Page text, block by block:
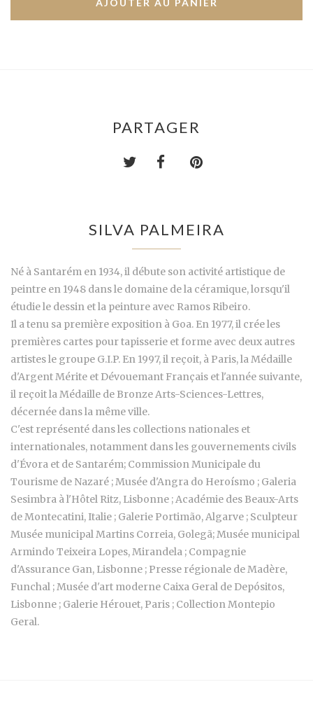
PARTAGER
SILVA PALMEIRA
Né à Santarém en 1934, il débute son activité artistique de
peintre en 1948 dans le domaine de la céramique, lorsqu'il
étudie le dessin et la peinture avec Ramos Ribeiro.
Il a tenu sa première exposition à Goa. En 1977, il crée les
premières cartes pour tapisserie et forme avec deux autres
artistes le groupe G.I.P. En 1997, il reçoit, à Paris, la Médaille
d'Argent Mérite et Dévouemant Français et l'année suivante,
il reçoit la Médaille de Bronze Arts-Sciences-Lettres,
décernée dans la même ville.
C'est représenté dans les collections nationales et
internationales, notamment dans les gouvernements civils
d'Évora et de Santarém; Commission Municipale du
Tourisme de Nazaré ; Musée d'Angra do Heroísmo ; Galeria
Sesimbra à l'Hôtel Ritz, Lisbonne ; Académie des Beaux-Arts
de Montecatini, Italie ; Galerie Portimão, Algarve ; Sculpteur
Musée municipal Martins Correia, Golegã; Musée municipal
Armindo Teixeira Lopes, Mirandela ; Compagnie
d'Assurance Gan, Lisbonne ; Presse régionale de Madère,
Funchal ; Musée d'art moderne Caixa Geral de Depósitos,
Lisbonne ; Galerie Hérouet, Paris ; Collection Montepio
Geral.